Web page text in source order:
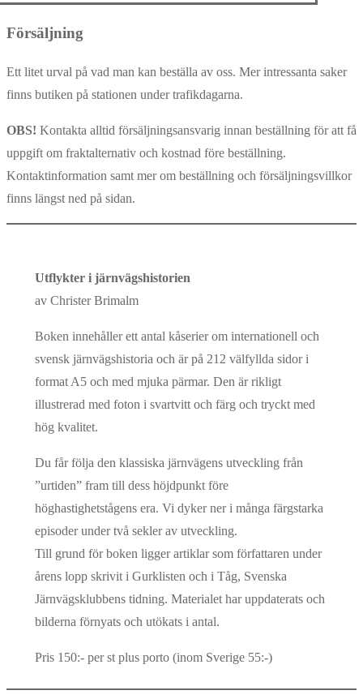
Försäljning
Ett litet urval på vad man kan beställa av oss. Mer intressanta saker
finns butiken på stationen under trafikdagarna.
OBS! Kontakta alltid försäljningsansvarig innan beställning för att få
uppgift om fraktalternativ och kostnad före beställning.
Kontaktinformation samt mer om beställning och försäljningsvillkor
finns längst ned på sidan.
Utflykter i järnvägshistorien
av Christer Brimalm
Boken innehåller ett antal kåserier om internationell och
svensk järnvägshistoria och är på 212 välfyllda sidor i
format A5 och med mjuka pärmar. Den är rikligt
illustrerad med foton i svartvitt och färg och tryckt med
hög kvalitet.
Du får följa den klassiska järnvägens utveckling från
”urtiden” fram till dess höjdpunkt före
höghastighetstågens era. Vi dyker ner i många färgstarka
episoder under två sekler av utveckling.
Till grund för boken ligger artiklar som författaren under
årens lopp skrivit i Gurklisten och i Tåg, Svenska
Järnvägsklubbens tidning. Materialet har uppdaterats och
bilderna förnyats och utökats i antal.
Pris 150:- per st plus porto (inom Sverige 55:-)